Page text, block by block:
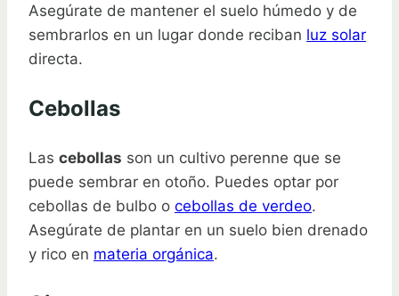
Asegúrate de mantener el suelo húmedo y de
sembrarlos en un lugar donde reciban luz solar
directa.
Cebollas
Las cebollas son un cultivo perenne que se
puede sembrar en otoño. Puedes optar por
cebollas de bulbo o cebollas de verdeo.
Asegúrate de plantar en un suelo bien drenado
y rico en materia orgánica.